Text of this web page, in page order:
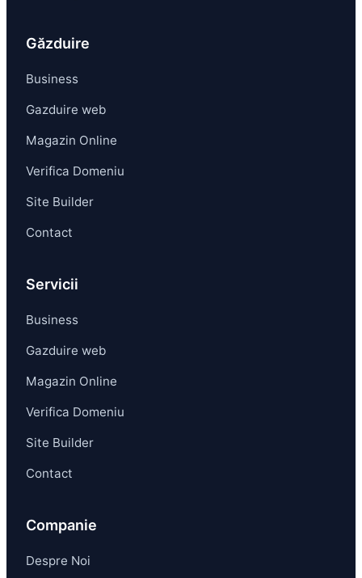
Găzduire
Business
Gazduire web
Magazin Online
Verifica Domeniu
Site Builder
Contact
Servicii
Business
Gazduire web
Magazin Online
Verifica Domeniu
Site Builder
Contact
Companie
Despre Noi